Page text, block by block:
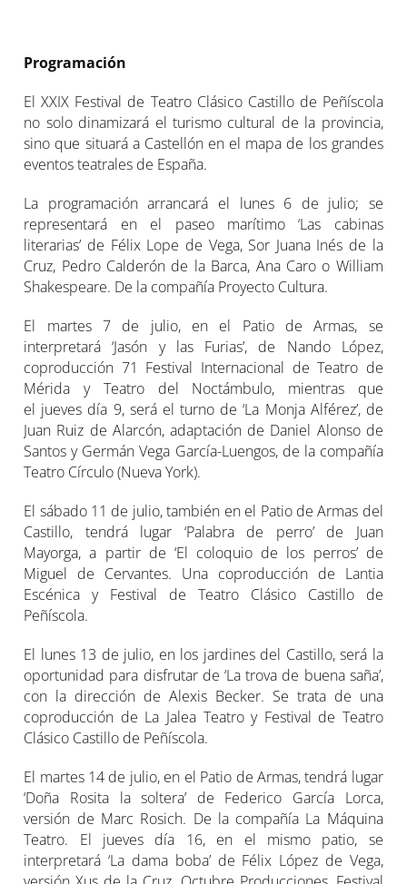
Programación
El XXIX Festival de Teatro Clásico Castillo de Peñíscola
no solo dinamizará el turismo cultural de la provincia,
sino que situará a Castellón en el mapa de los grandes
eventos teatrales de España.
La programación arrancará el lunes 6 de julio; se
representará en el paseo marítimo ‘Las cabinas
literarias’ de Félix Lope de Vega, Sor Juana Inés de la
Cruz, Pedro Calderón de la Barca, Ana Caro o William
Shakespeare. De la compañía Proyecto Cultura.
El martes 7 de julio, en el Patio de Armas, se
interpretará ‘Jasón y las Furias’, de Nando López,
coproducción 71 Festival Internacional de Teatro de
Mérida y Teatro del Noctámbulo, mientras que
el jueves día 9, será el turno de ‘La Monja Alférez’, de
Juan Ruiz de Alarcón, adaptación de Daniel Alonso de
Santos y Germán Vega García-Luengos, de la compañía
Teatro Círculo (Nueva York).
El sábado 11 de julio, también en el Patio de Armas del
Castillo, tendrá lugar ‘Palabra de perro’ de Juan
Mayorga, a partir de ‘El coloquio de los perros’ de
Miguel de Cervantes. Una coproducción de Lantia
Escénica y Festival de Teatro Clásico Castillo de
Peñíscola.
El lunes 13 de julio, en los jardines del Castillo, será la
oportunidad para disfrutar de ‘La trova de buena saña’,
con la dirección de Alexis Becker. Se trata de una
coproducción de La Jalea Teatro y Festival de Teatro
Clásico Castillo de Peñíscola.
El martes 14 de julio, en el Patio de Armas, tendrá lugar
‘Doña Rosita la soltera’ de Federico García Lorca,
versión de Marc Rosich. De la compañía La Máquina
Teatro. El jueves día 16, en el mismo patio, se
interpretará ‘La dama boba’ de Félix López de Vega,